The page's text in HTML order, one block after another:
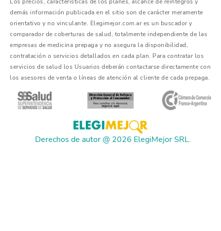
demás información publicada en el sitio son de carácter meramente
orientativo y no vinculante. Elegimejor.com.ar es un buscador y
comparador de coberturas de salud, totalmente independiente de las
empresas de medicina prepaga y no asegura la disponibilidad,
contratación o servicios detallados en cada plan. Para contratar los
servicios de salud los Usuarios deberán contactarse directamente con
los asesores de venta o líneas de atención al cliente de cada prepaga.
Derechos de autor @ 2026 ElegiMejor SRL.